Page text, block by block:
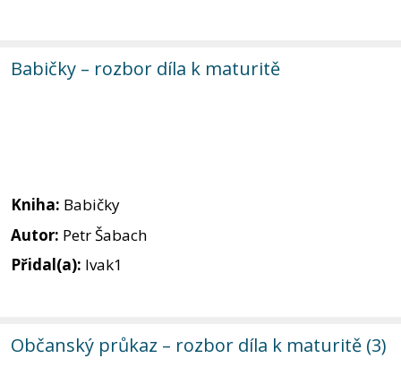
Babičky – rozbor díla k maturitě
Kniha: Babičky
Autor: Petr Šabach
Přidal(a): Ivak1
Občanský průkaz – rozbor díla k maturitě (3)